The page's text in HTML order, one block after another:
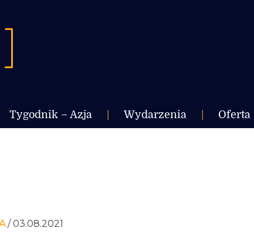
Tygodnik – Azja Wydarzenia Oferta
/ 03.08.2021